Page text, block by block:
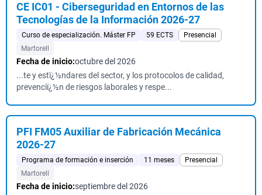
CE IC01 - Ciberseguridad en Entornos de las
Tecnologías de la Información 2026-27
Curso de especialización. Máster FP 59 ECTS
Presencial
Martorell
Fecha de inicio:octubre del 2026
...te y estï¿½ndares del sector, y los protocolos de calidad,
prevenciï¿½n de riesgos laborales y respe...
PFI FM05 Auxiliar de Fabricación Mecánica
2026-27
Programa de formación e inserción 11 meses
Presencial
Martorell
Fecha de inicio:septiembre del 2026